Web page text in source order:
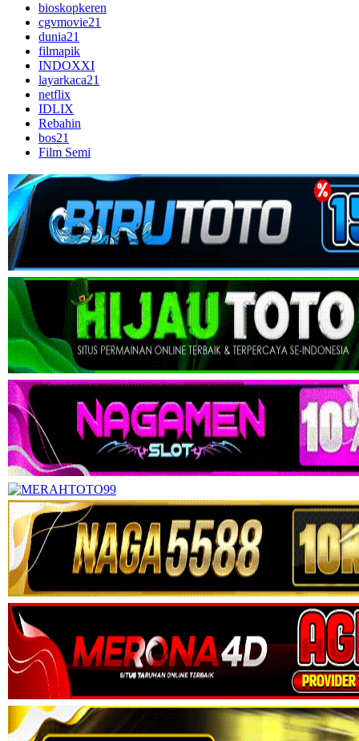
bioskopkeren
cgvmovie21
dunia21
filmapik
INDOXXI
layarkaca21
netflix
IDLIX
Rebahin
bos21
Film Semi